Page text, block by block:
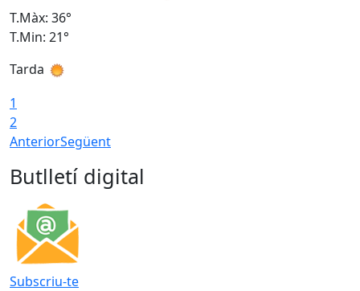
T.Màx: 36°
T.Min: 21°
Tarda
1
2
AnteriorSegüent
Butlletí digital
Subscriu-te